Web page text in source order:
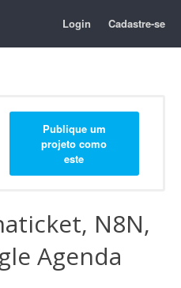
Login Cadastre-se
Publique um
projeto como
este
N8N,
Agenda